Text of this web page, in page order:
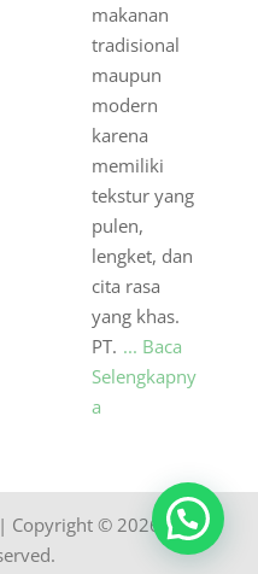
makanan
tradisional
maupun
modern
karena
memiliki
tekstur yang
pulen,
lengket, dan
cita rasa
yang khas.
PT. ... Baca
Selengkapny
a
Copyright © 2026. All